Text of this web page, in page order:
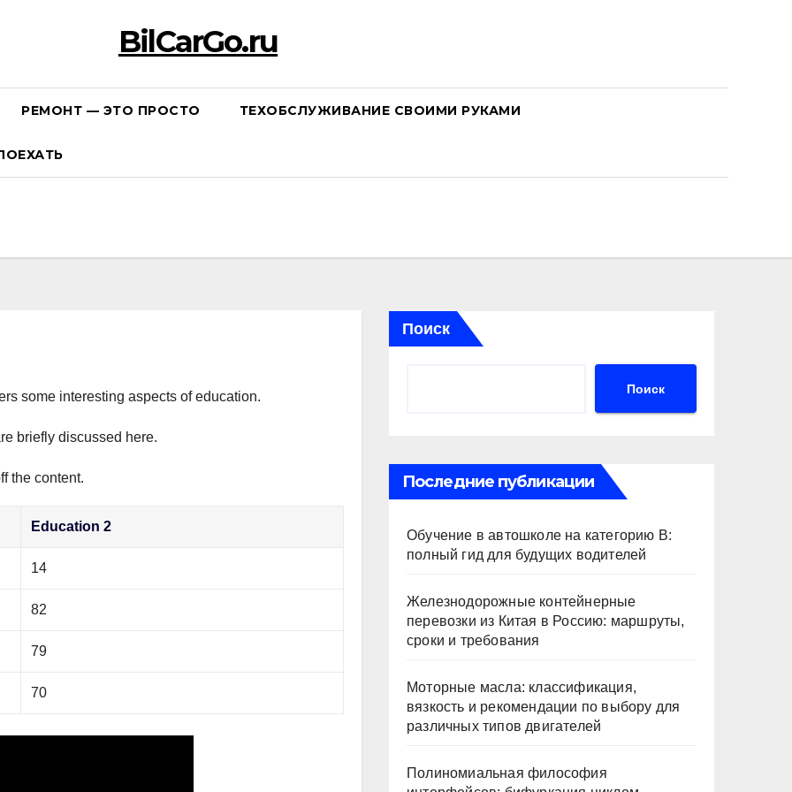
BilCarGo.ru
РЕМОНТ — ЭТО ПРОСТО ТЕХОБСЛУЖИВАНИЕ СВОИМИ РУКАМИ
some interesting aspects of education.
briefly discussed here.
the content.
Education 2
14
82
79
70
Поиск
Поиск
Последние публикации
Обучение в автошколе на категорию В:
полный гид для будущих водителей
Железнодорожные контейнерные
перевозки из Китая в Россию: маршруты,
сроки и требования
Моторные масла: классификация,
вязкость и рекомендации по выбору для
различных типов двигателей
Полиномиальная философия